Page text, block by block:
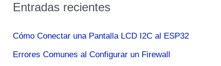
Buenas
c
p
Entradas recientes
Cómo Conectar una Pantalla LCD I2C al ESP32
Errores Comunes al Configurar un Firewall